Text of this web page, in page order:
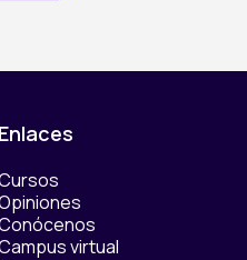
Enlaces
virtual